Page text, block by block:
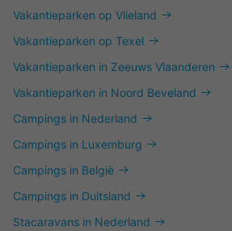
Vakantieparken op Vlieland
Vakantieparken op Texel
Vakantieparken in Zeeuws Vlaanderen
Vakantieparken in Noord Beveland
Campings in Nederland
Campings in Luxemburg
Campings in België
Campings in Duitsland
Stacaravans in Nederland